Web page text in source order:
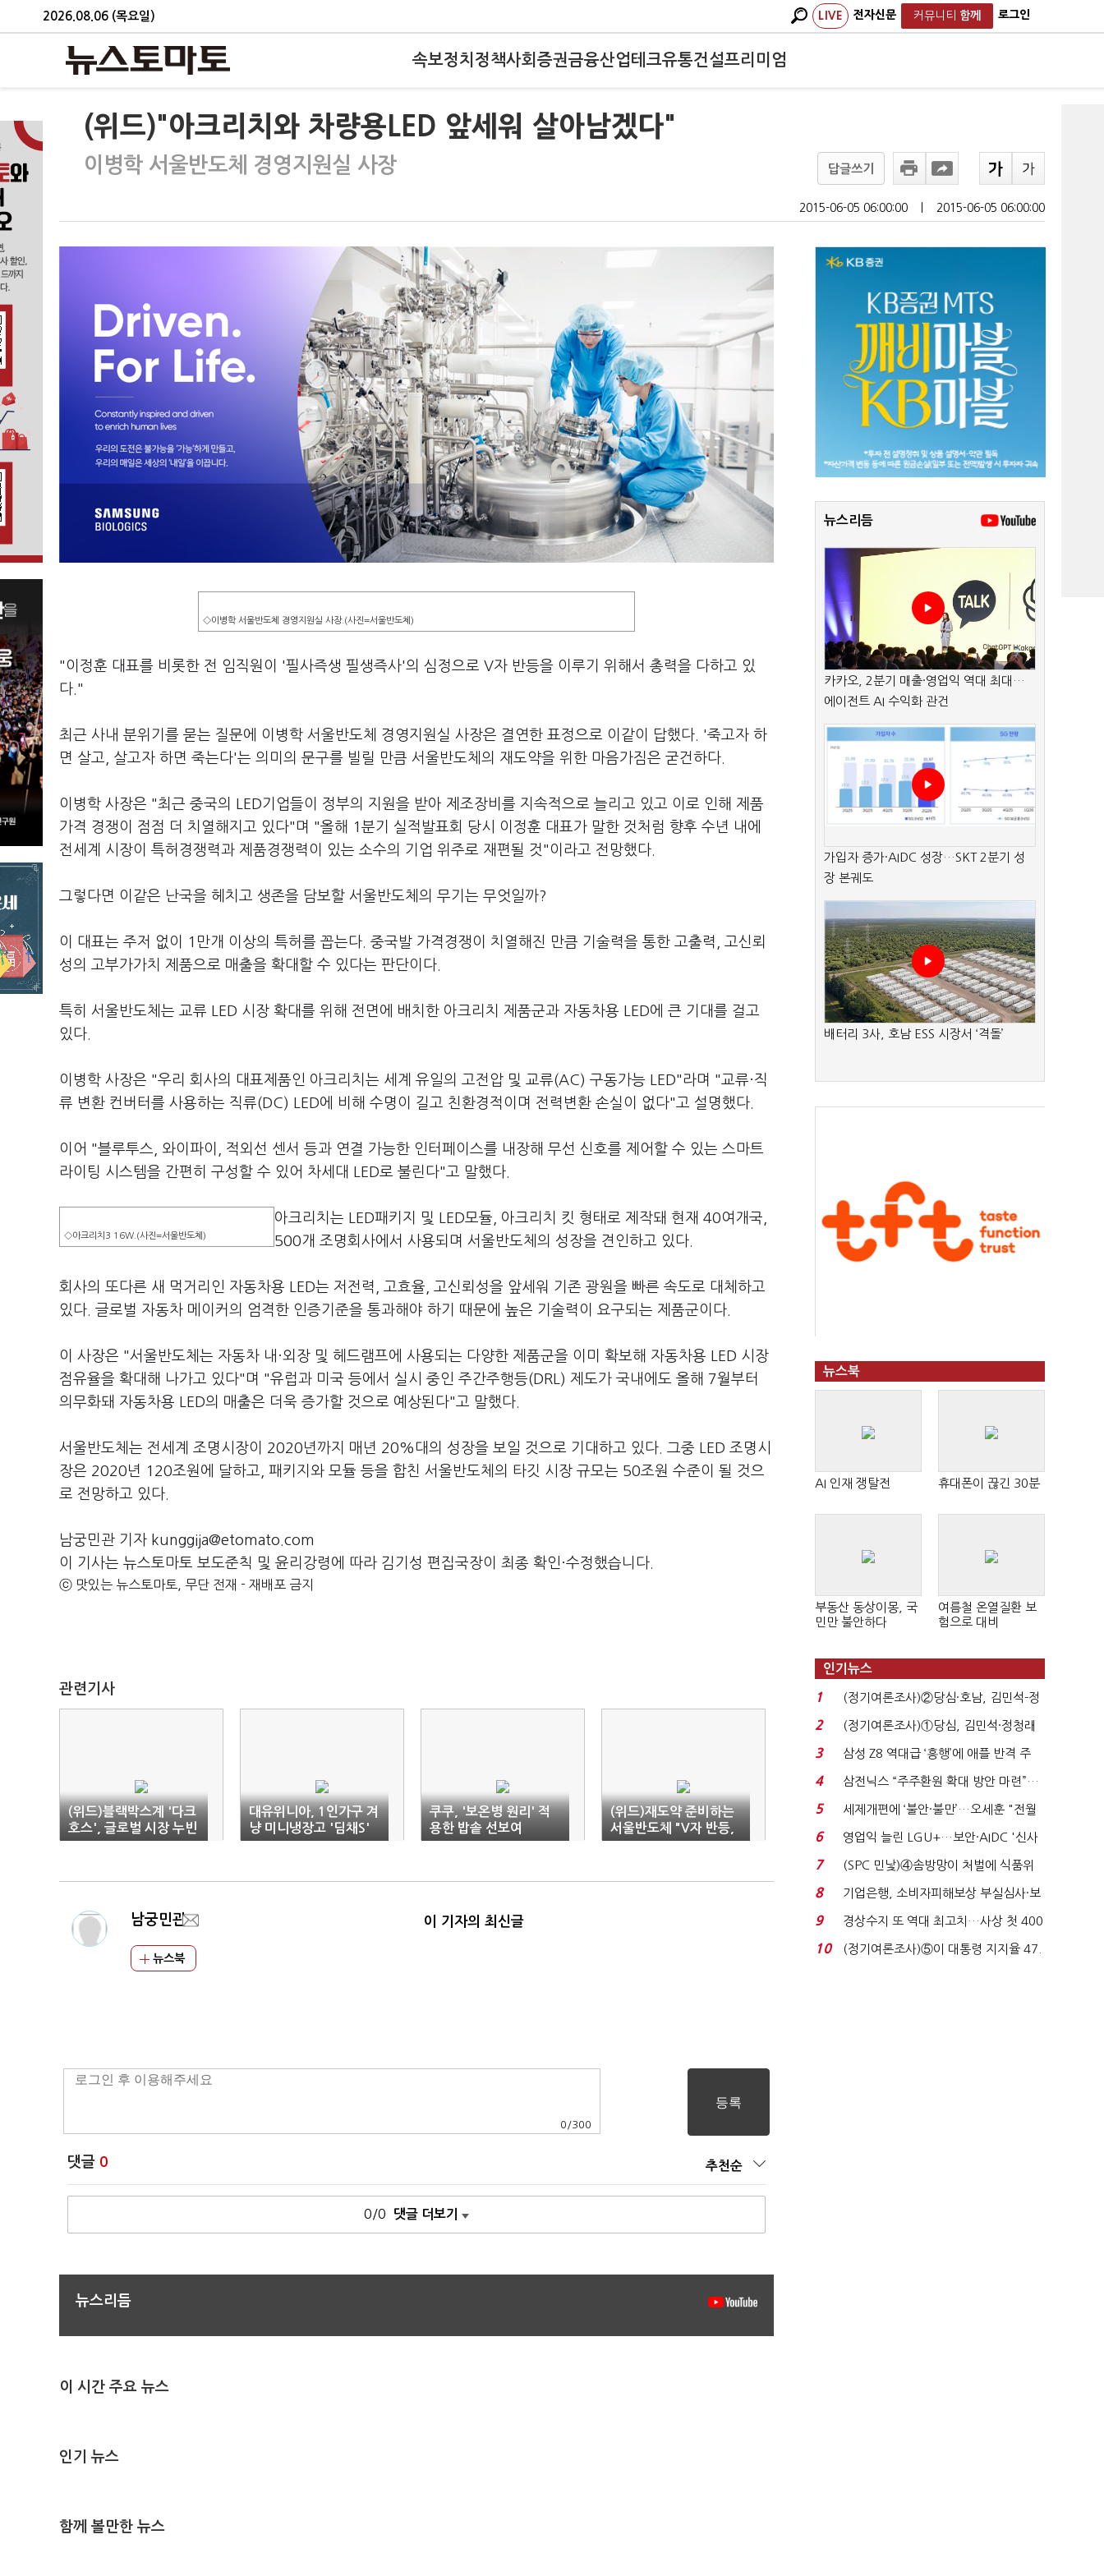
2026.08.06 (목요일) LIVE 전자신문 커뮤니티 함께 로그인
속보정치 정책사회 증권금융산업테크유통건설프리미엄
(위드)"아크리치와 차량용LED 앞세워 살아남겠다"
이병학 서울반도체 경영지원실 사장 답글쓰기
2015-06-05 06:00:00 2015-06-05 06:00:00
◇이병학 서울반도체 경영지원실 사장.(사진=서울반도체)
"이정훈 대표를 비롯한 전 임직원이 '필사즉생 필생즉사'의 심정으로 V자 반등을 이루기 위해서 총력을 다하고 있
다."
최근 사내 분위기를 묻는 질문에 이병학 서울반도체 경영지원실 사장은 결연한 표정으로 이같이 답했다. '죽고자 하
면 살고, 살고자 하면 죽는다'는 의미의 문구를 빌릴 만큼 서울반도체의 재도약을 위한 마음가짐은 굳건하다.
이병학 사장은 "최근 중국의 LED기업들이 정부의 지원을 받아 제조장비를 지속적으로 늘리고 있고 이로 인해 제품
가격 경쟁이 점점 더 치열해지고 있다"며 "올해 1분기 실적발표회 당시 이정훈 대표가 말한 것처럼 향후 수년 내에
전세계 시장이 특허경쟁력과 제품경쟁력이 있는 소수의 기업 위주로 재편될 것"이라고 전망했다.
그렇다면 이같은 난국을 헤치고 생존을 담보할 서울반도체의 무기는 무엇일까?
이 대표는 주저 없이 1만개 이상의 특허를 꼽는다. 중국발 가격경쟁이 치열해진 만큼 기술력을 통한 고출력, 고신뢰
성의 고부가가치 제품으로 매출을 확대할 수 있다는 판단이다.
특히 서울반도체는 교류 LED 시장 확대를 위해 전면에 배치한 아크리치 제품군과 자동차용 LED에 큰 기대를 걸고
있다.
이병학 사장은 "우리 회사의 대표제품인 아크리치는 세계 유일의 고전압 및 교류(AC) 구동가능 LED"라며 "교류·직
류 변환 컨버터를 사용하는 직류(DC) LED에 비해 수명이 길고 친환경적이며 전력변환 손실이 없다"고 설명했다.
이어 "블루투스, 와이파이, 적외선 센서 등과 연결 가능한 인터페이스를 내장해 무선 신호를 제어할 수 있는 스마트
라이팅 시스템을 간편히 구성할 수 있어 차세대 LED로 불린다"고 말했다.
◇아크리치3 16W.(사진=서울반도체)
아크리치는 LED패키지 및 LED모듈, 아크리치 킷 형태로 제작돼 현재 40여개국,
500개 조명회사에서 사용되며 서울반도체의 성장을 견인하고 있다.
회사의 또다른 새 먹거리인 자동차용 LED는 저전력, 고효율, 고신뢰성을 앞세워 기존 광원을 빠른 속도로 대체하고
있다. 글로벌 자동차 메이커의 엄격한 인증기준을 통과해야 하기 때문에 높은 기술력이 요구되는 제품군이다.
이 사장은 "서울반도체는 자동차 내·외장 및 헤드램프에 사용되는 다양한 제품군을 이미 확보해 자동차용 LED 시장
점유율을 확대해 나가고 있다"며 "유럽과 미국 등에서 실시 중인 주간주행등(DRL) 제도가 국내에도 올해 7월부터
의무화돼 자동차용 LED의 매출은 더욱 증가할 것으로 예상된다"고 말했다.
서울반도체는 전세계 조명시장이 2020년까지 매년 20%대의 성장을 보일 것으로 기대하고 있다. 그중 LED 조명시
장은 2020년 120조원에 달하고, 패키지와 모듈 등을 합친 서울반도체의 타깃 시장 규모는 50조원 수준이 될 것으
로 전망하고 있다.
남궁민관 기자 kunggija@etomato.com
이 기사는 뉴스토마토 보도준칙 및 윤리강령에 따라 김기성 편집국장이 최종 확인·수정했습니다.
ⓒ 맛있는 뉴스토마토, 무단 전재 - 재배포 금지
관련기사
(위드)블랙박스계 '다크
호스', 글로벌 시장 누빈
다
대유위니아, 1인가구 겨
냥 미니냉장고 '딤채S'
출시
쿠쿠, '보온병 원리' 적
용한 밥솥 선보여
(위드)재도약 준비하는
서울반도체 "V자 반등,
기술력이 관건"
남궁민관
뉴스북
이 기자의 최신글
0 /300
댓글 0 추천순
0/0 댓글 더보기
뉴스리듬
이 시간 주요 뉴스
인기 뉴스
함께 볼만한 뉴스
뉴스리듬
카카오, 2분기 매출·영업익 역대 최대…
에이전트 AI 수익화 관건
가입자 증가·AIDC 성장…SKT 2분기 성
장 본궤도
배터리 3사, 호남 ESS 시장서 ‘격돌’
뉴스북
AI 인재 쟁탈전 휴대폰이 끊긴 30분
부동산 동상이몽, 국
민만 불안하다
여름철 온열질환 보
험으로 대비
인기뉴스
1
(정기여론조사)②당심·호남, 김민석-정
청래 '초접전'...
2
(정기여론조사)①당심, 김민석·정청래
'초접전'…대통령 ...
3
삼성 Z8 역대급 ‘흥행’에 애플 반격 주
목…9월 ‘폴...
4
삼전닉스 “주주환원 확대 방안 마련”…
로이터에 성명...
5
세제개편에 ‘불안·불만’…오세훈 "전월
세 구하기 더 ...
6
영업익 늘린 LGU+…보안·AIDC '신사
업 드라이브'...
7
(SPC 민낯)④솜방망이 처벌에 식품위
생법 위반 반복...
8
기업은행, 소비자피해보상 부실심사·보
이스피싱 공시 ...
9
경상수지 또 역대 최고치…사상 첫 400
억달러에 '3% 성...
10
(정기여론조사)⑤이 대통령 지지율 47.